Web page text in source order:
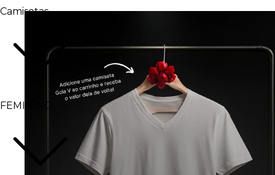
Camisetas
FEMININO